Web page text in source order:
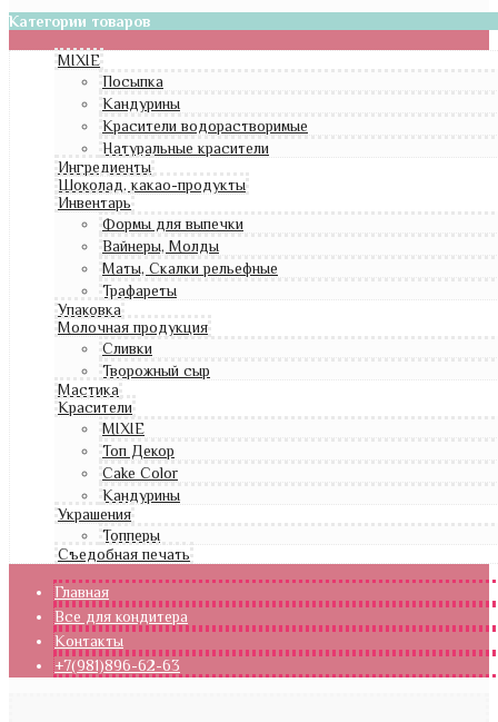
Категории товаров
MIXIE
Посыпка
Кандурины
Красители водорастворимые
Натуральные красители
Ингредиенты
Шоколад, какао-продукты
Инвентарь
Формы для выпечки
Вайнеры, Молды
Маты, Скалки рельефные
Трафареты
Упаковка
Молочная продукция
Сливки
Творожный сыр
Мастика
Красители
MIXIE
Топ Декор
Cake Color
Кандурины
Украшения
Топперы
Съедобная печать
Главная
Все для кондитера
Контакты
+7(981)896-62-63